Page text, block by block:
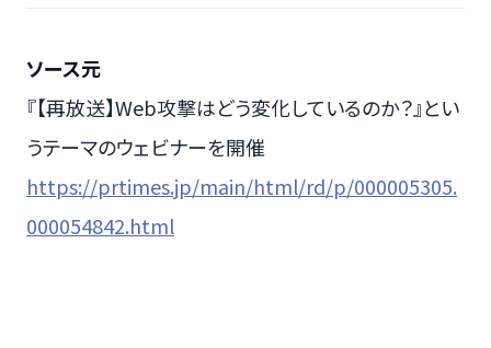
ソース元
『【再放送】Web攻撃はどう変化しているのか？』とい
うテーマのウェビナーを開催
https://prtimes.jp/main/html/rd/p/000005305.
000054842.html